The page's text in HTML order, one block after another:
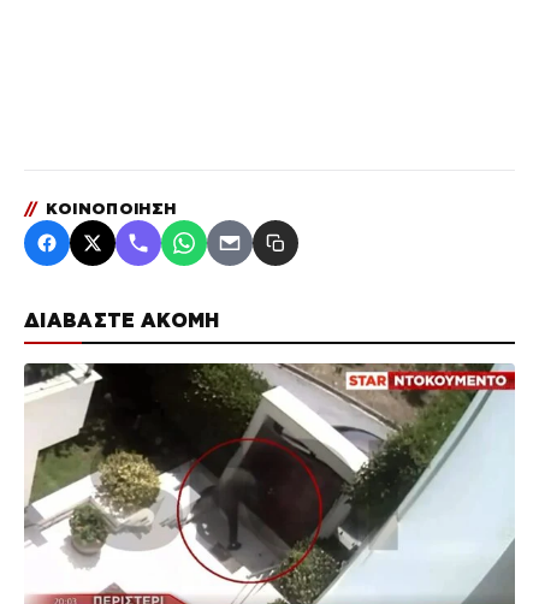
ΔΙΑΒΑΣΤΕ ΑΚΟΜΗ
// ΚΟΙΝΟΠΟΙΗΣΗ